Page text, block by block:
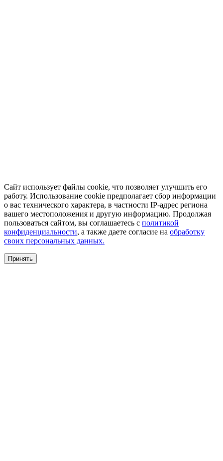
Сайт использует файлы cookie, что позволяет улучшить его
работу. Использование cookie предполагает сбор информации
о вас технического характера, в частности IP-адрес региона
вашего местоположения и другую информацию. Продолжая
пользоваться сайтом, вы соглашаетесь с политикой
конфиденциальности, а также даете согласие на обработку
своих персональных данных.
Принять